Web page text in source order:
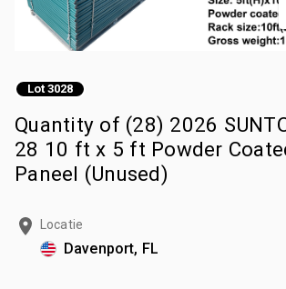
Lot 3028
Quantity of (28) 2026
28 10 ft x 5 ft Powder
Paneel (Unused)
Locatie
Davenport, FL